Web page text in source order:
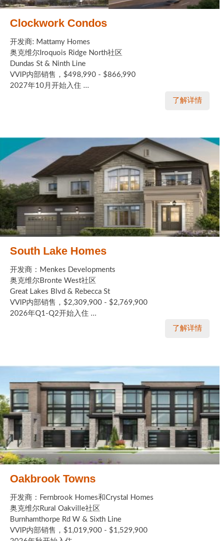
Clockwork Condos
开发商: Mattamy Homes
奥克维尔Iroquois Ridge North社区
Dundas St & Ninth Line
VVIP内部销售，$498,990 - $866,990
2027年10月开始入住 ...
了解详情
South Lake Homes
开发商：Menkes Developments
奥克维尔Bronte West社区
Great Lakes Blvd & Rebecca St
VVIP内部销售，$2,309,900 - $2,769,900
2026年Q1-Q2开始入住 ...
了解详情
Oakbrook Towns
开发商：Fernbrook Homes和Crystal Homes
奥克维尔Rural Oakville社区
Burnhamthorpe Rd W & Sixth Line
VVIP内部销售，$1,019,900 - $1,529,900